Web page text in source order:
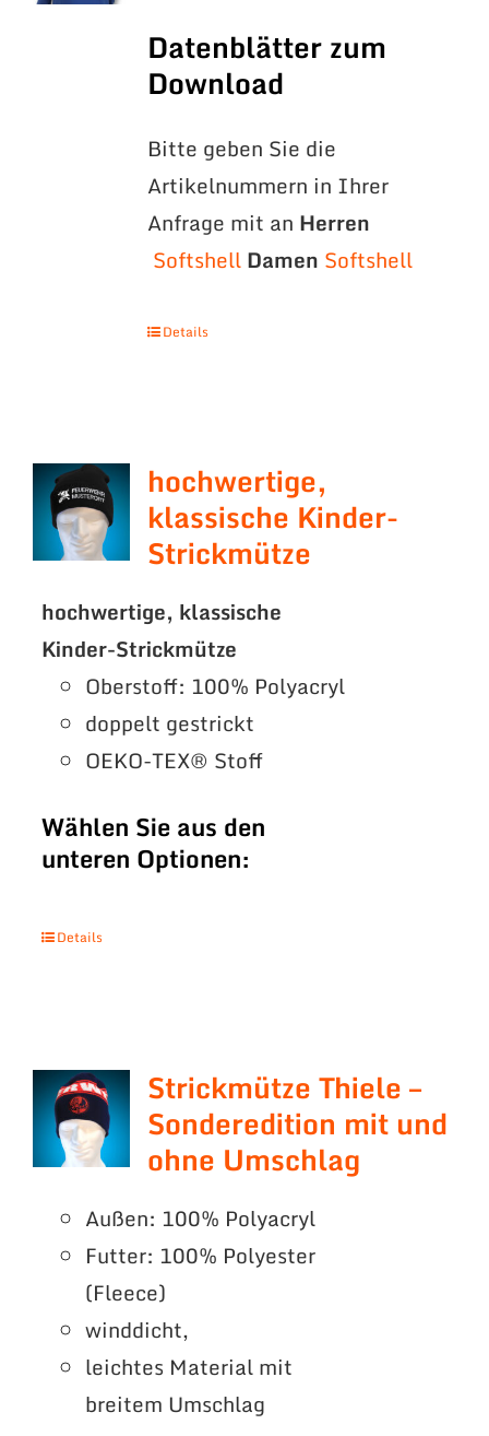
Datenblätter zum
Download
Bitte geben Sie die
Artikelnummern in Ihrer
Anfrage mit an Herren
Softshell Damen Softshell
Details
hochwertige,
klassische Kinder-
Strickmütze
hochwertige, klassische
Kinder-Strickmütze
Oberstoff: 100% Polyacryl
doppelt gestrickt
OEKO-TEX® Stoff
Wählen Sie aus den
unteren Optionen:
Details
Strickmütze Thiele –
Sonderedition mit und
ohne Umschlag
Außen: 100% Polyacryl
Futter: 100% Polyester
(Fleece)
winddicht,
leichtes Material mit
breitem Umschlag